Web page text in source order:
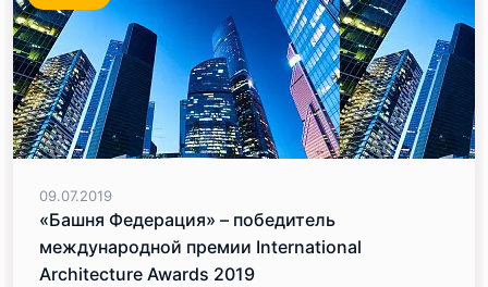
09.07.2019
«Башня Федерация» – победитель
международной премии International
Architecture Awards 2019